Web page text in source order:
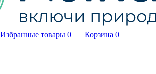
Избранные товары 0 Корзина 0